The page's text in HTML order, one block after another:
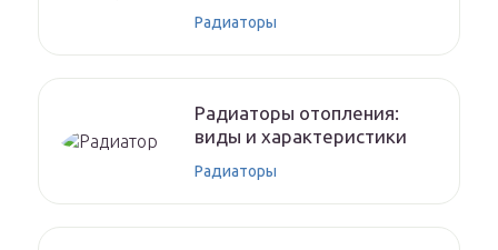
Радиаторы
Радиаторы отопления:
виды и характеристики
Радиаторы